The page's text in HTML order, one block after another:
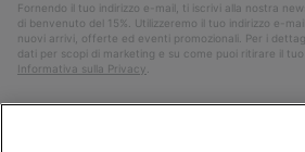
Fornendo il tuo indirizzo e-mail, ti iscrivi alla nostra
di benvenuto del 15%. Utilizzeremo il tuo indirizzo e-
nuovi arrivi, offerte ed eventi promozionali. Per i
dati per scopi di marketing e su come puoi ritirare il
Informativa sulla Privacy